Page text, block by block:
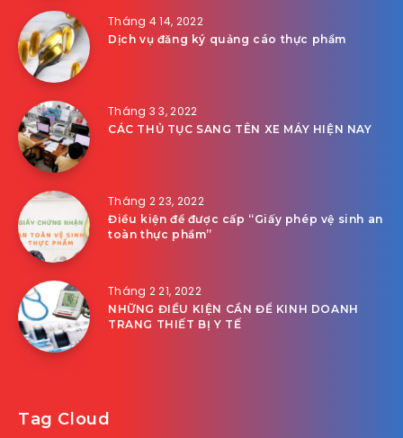
Tháng 4 14, 2022
Dịch vụ đăng ký quảng cáo thực phẩm
Tháng 3 3, 2022
CÁC THỦ TỤC SANG TÊN XE MÁY HIỆN NAY
Tháng 2 23, 2022
Điều kiện để được cấp “Giấy phép vệ sinh an
toàn thực phẩm”
Tháng 2 21, 2022
NHỮNG ĐIỀU KIỆN CẦN ĐỂ KINH DOANH
TRANG THIẾT BỊ Y TẾ
Tag Cloud